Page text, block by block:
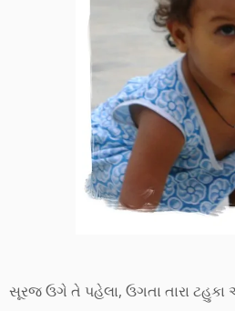
સૂરજ ઉગે તે પહેલા, ઉગતા તારા ટહુકા